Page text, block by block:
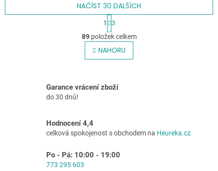
O
v
l
á
c
k
v
ý
NAČÍST 30 DALŠÍCH
S
t
r
á
n
k
á
n
1
3
89položek celkem
NAHORU
Garance vrácení zboží
do 30 dnů!
Hodnocení 4,4
celková spokojenost s obchodem na Heureka.cz
Po - Pá: 10:00 - 19:00
773 295 603